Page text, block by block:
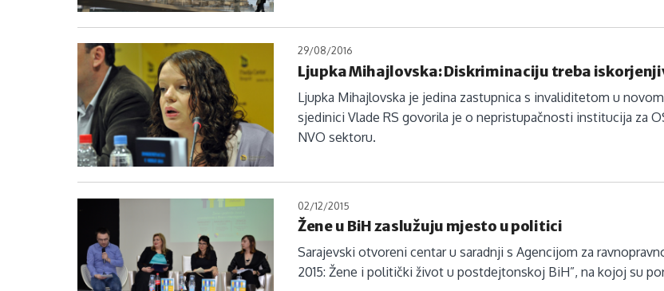
29/08/2016
Ljupka Mihajlovska: Diskriminaciju treba
Ljupka Mihajlovska je jedina zastupnica s invaliditetom u
sjedinici Vlade RS govorila je o nepristupačnosti institucija za
NVO sektoru.
02/12/2015
Žene u BiH zaslužuju mjesto u politici
Sarajevski otvoreni centar u saradnji s Agencijom za
2015: Žene i politički život u postdejtonskoj BiH”, na kojoj su